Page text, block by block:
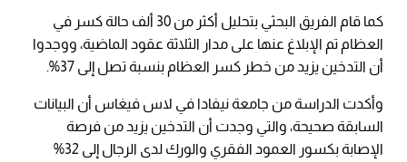
كما قام الفريق البحثي بتحليل أكثر من 30 ألف حالة كسر في
العظام تم الإبلاغ عنها على مدار الثلاثة عقود الماضية، ووجدوا
أن التدخين يزيد من خطر كسر العظام بنسبة تصل إلى 37%.
وأكدت الدراسة من جامعة نيفادا في لاس فيغاس أن البيانات
السابقة صحيحة، والتي وجدت أن التدخين يزيد من فرصة
الإصابة بكسور العمود الفقري والورك لدى الرجال إلى 32%